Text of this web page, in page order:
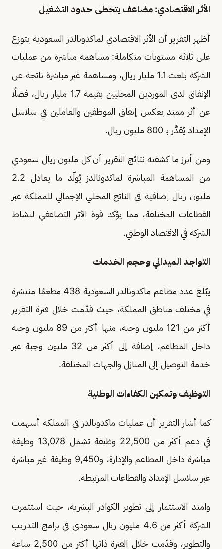
الأثر الاقتصادي: مضاعف يتخطى حدود التشغيل
أظهر التقرير أن الأثر الاقتصادي لماكدونالدز السعودية يتوزع
على ثلاثة مستويات متكاملة: مساهمة مباشرة من عمليات
الشركة بلغت 1.1 مليار ريال، ومساهمة غير مباشرة ناتجة عن
الإنفاق لدى الموردين المحليين بقيمة 1.7 مليار ريال، فضلًا
عن أثر ممتد يعكس إنفاق الموظفين والعاملين في سلاسل
الإمداد يُقدَّر بـ 800 مليون ريال.
ومن أبرز ما كشفته نتائج التقرير أن كل مليون ريال سعودي
من المساهمة المباشرة لماكدونالدز يُولّد ما يعادل 2.2
مليون ريال إضافية في الناتج المحلي الإجمالي للمملكة عبر
القطاعات المختلفة، مما يؤكد قوة الأثر التضاعفي لنشاط
الشركة في الاقتصاد الوطني.
التواجد الميداني وحجم الخدمات
يبٌلغ عدد مطاعم ماكدونالدز السعودية 438 مطعمًا منتشرة
في مختلف مناطق المملكة، حيث قدّمت خلال فترة التقرير
أكثر من 121 مليون وجبة، منها أكثر من 89 مليون وجبة
داخل المطاعم، إضافة إلى أكثر من 32 مليون وجبة عبر
خدمة التوصيل إلى المنازل والجهات المختلفة.
التوظيف وتمكين الكفاءات الوطنية
كما أشار التقرير أن عمليات ماكدونالدز في المملكة أسهمت
في دعم أكثر من 22,500 وظيفة تشمل 13,078 وظيفة
مباشرة داخل المطاعم والإدارة، و9,450 وظيفة غير مباشرة
عبر سلاسل الإمداد والقطاعات المرتبطة.
وامتد الاستثمار إلى تطوير الكوادر البشرية، حيث استثمرت
الشركة أكثر من 4.6 مليون ريال سعودي في برامج التدريب
والتطوير، وقدّمت خلال الفترة ذاتها أكثر من 2,500 ساعة